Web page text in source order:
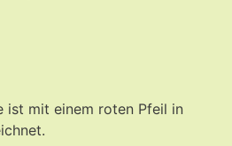
ist mit einem roten Pfeil in